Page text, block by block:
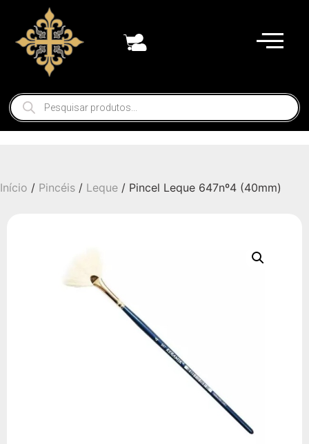
Início / Pincéis / Leque / Pincel Leque 647nº4 (40mm)